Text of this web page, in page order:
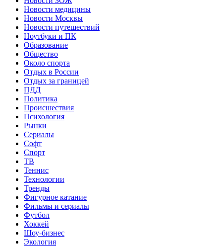
Новости медицины
Новости Москвы
Новости путешествий
Ноутбуки и ПК
Образование
Общество
Около спорта
Отдых в России
Отдых за границей
ПДД
Политика
Происшествия
Психология
Рынки
Сериалы
Софт
Спорт
ТВ
Теннис
Технологии
Тренды
Фигурное катание
Фильмы и сериалы
Футбол
Хоккей
Шоу-бизнес
Экология